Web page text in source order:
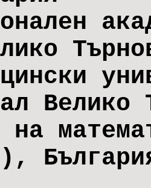
Велико
на